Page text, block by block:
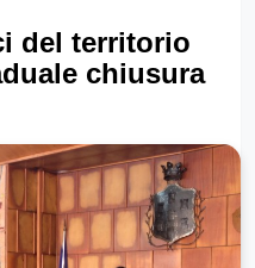
del territorio
chiusura